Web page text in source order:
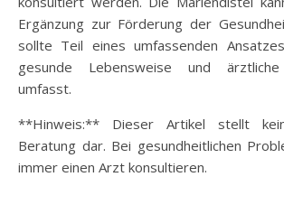
Ergänzung zur Förderung der
sollte Teil eines umfassenden
gesunde Lebensweise und
umfasst.
**Hinweis:** Dieser Artikel stellt
Beratung dar. Bei gesundheitlichen
immer einen Arzt konsultieren.